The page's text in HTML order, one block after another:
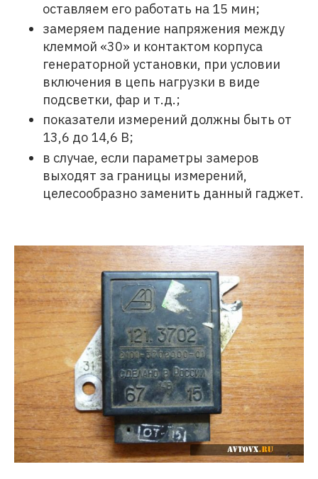
оставляем его работать на 15 мин;
замеряем падение напряжения между
клеммой «30» и контактом корпуса
генераторной установки, при условии
включения в цепь нагрузки в виде
подсветки, фар и т.д.;
показатели измерений должны быть от
13,6 до 14,6 В;
в случае, если параметры замеров
выходят за границы измерений,
целесообразно заменить данный гаджет.